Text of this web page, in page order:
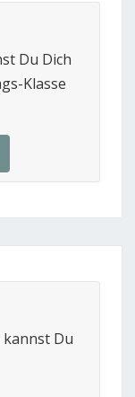
Du Dich
Klasse
Du